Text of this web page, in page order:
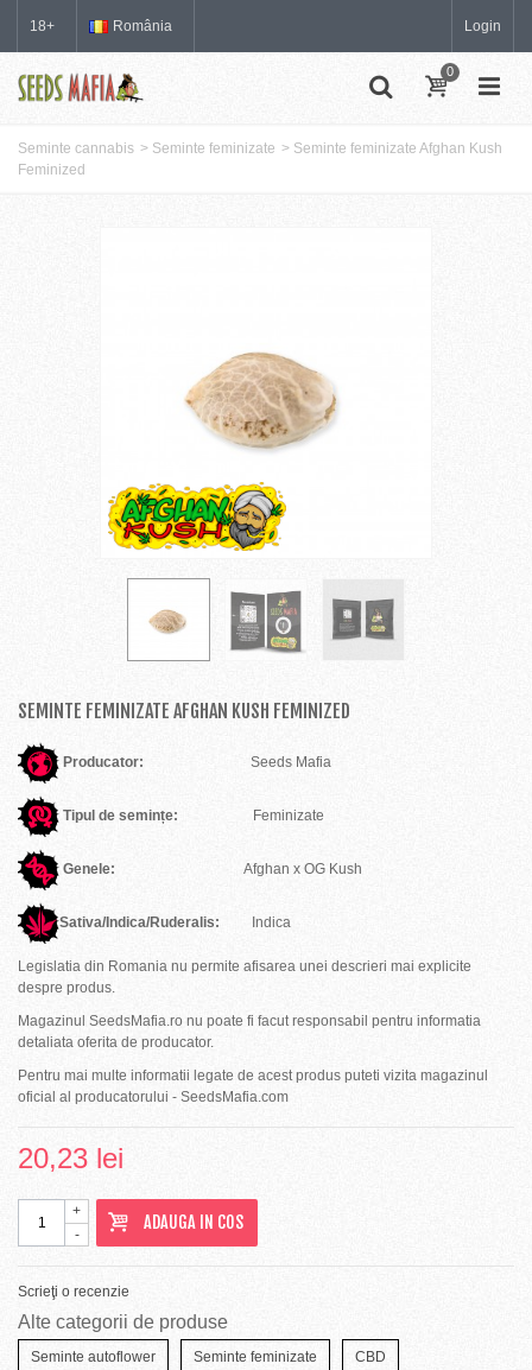
18+ România Login
0
Seminte cannabis > Seminte feminizate > Seminte feminizate Afghan Kush
Feminized
SEMINTE FEMINIZATE AFGHAN KUSH FEMINIZED
Producator: Seeds Mafia
Tipul de semințe: Feminizate
Genele: Afghan x OG Kush
Sativa/Indica/Ruderalis: Indica
Legislatia din Romania nu permite afisarea unei descrieri mai explicite
despre produs.
Magazinul SeedsMafia.ro nu poate fi facut responsabil pentru informatia
detaliata oferita de producator.
Pentru mai multe informatii legate de acest produs puteti vizita magazinul
oficial al producatorului - SeedsMafia.com
20,23 lei
-
+
ADAUGA IN COS
Scrieţi o recenzie
Alte categorii de produse
Seminte autoflower Seminte feminizate CBD